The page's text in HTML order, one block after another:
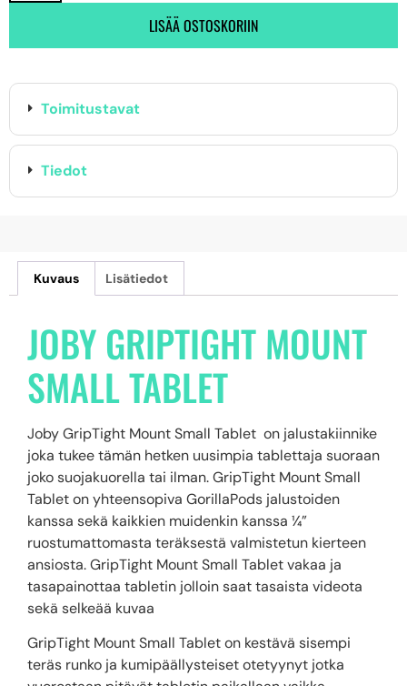
LISÄÄ OSTOSKORIIN
Toimitustavat
Tiedot
Kuvaus Lisätiedot
JOBY GRIPTIGHT MOUNT
SMALL TABLET
Joby GripTight Mount Small Tablet on jalustakiinnike
joka tukee tämän hetken uusimpia tablettaja suoraan
joko suojakuorella tai ilman. GripTight Mount Small
Tablet on yhteensopiva GorillaPods jalustoiden
kanssa sekä kaikkien muidenkin kanssa ¼”
ruostumattomasta teräksestä valmistetun kierteen
ansiosta. GripTight Mount Small Tablet vakaa ja
tasapainottaa tabletin jolloin saat tasaista videota
sekä selkeää kuvaa
GripTight Mount Small Tablet on kestävä sisempi
teräs runko ja kumipäällysteiset otetyynyt jotka